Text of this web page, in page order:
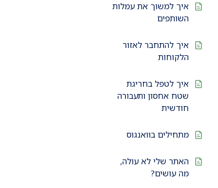
איך למשוך את עמלות
השותפים
איך להתחבר לאזור
הלקוחות
איך לטפל בחריגת
שטח אחסון ותעבורה
חודשית
מתחילים בוואנגוס
האתר שלי לא עולה,
מה עושים?